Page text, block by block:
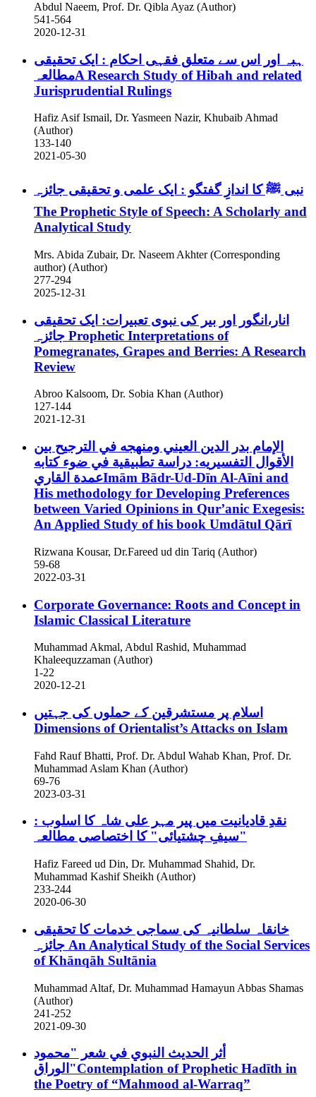
Abdul Naeem, Prof. Dr. Qibla Ayaz (Author)
541-564
2020-12-31
ہبہ اور اس سے متعلق فقہی احکام : ایک تحقیقی
مطالعہA Research Study of Hibah and related
Jurisprudential Rulings
Hafiz Asif Ismail, Dr. Yasmeen Nazir, Khubaib Ahmad
(Author)
133-140
2021-05-30
نبی ﷺ کا اندازِ گفتگو : ایک علمی و تحقیقی جائزہ
The Prophetic Style of Speech: A Scholarly and
Analytical Study
Mrs. Abida Zubair, Dr. Naseem Akhter (Corresponding
author) (Author)
277-294
2025-12-31
انار،انگور اور بیر کی نبوی تعبیرات: ایک تحقیقی
Prophetic Interpretations of
Pomegranates, Grapes and Berries: A Research
Review
Abroo Kalsoom, Dr. Sobia Khan (Author)
127-144
2021-12-31
الإمام بدر الدين العيني ومنهجه في الترجيح بين
الأقوال التفسيريه: دراسة تطبيقية في ضوء كتابه
عمدة القاريImām Bādr-Ud-Dīn Al-Aīni and
His methodology for Developing Preferences
between Varied Opinions in Qur’anic Exegesis:
An Applied Study of his book Umdātul Qārī
Rizwana Kousar, Dr.Fareed ud din Tariq (Author)
59-68
2022-03-31
Corporate Governance: Roots and Concept in
Islamic Classical Literature
Muhammad Akmal, Abdul Rashid, Muhammad
Khaleequzzaman (Author)
1-22
2020-12-21
اسلام پر مستشرقین کے حملوں کی جہتیں
Dimensions of Orientalist’s Attacks on Islam
Fahd Rauf Bhatti, Prof. Dr. Abdul Wahab Khan, Prof. Dr.
Muhammad Aslam Khan (Author)
69-76
2023-03-31
نقدِ قادیانیت میں پیر مہر علی شاہ کا اسلوب :
"سیفِ چشتیائی" کا اختصاصی مطالعہ
Hafiz Fareed ud Din, Dr. Muhammad Shahid, Dr.
Muhammad Kashif Sheikh (Author)
233-244
2020-06-30
خانقاہ سلطانیہ کی سماجی خدمات کا تحقیقی
An Analytical Study of the Social Services
of Khānqāh Sultānia
Muhammad Altaf, Dr. Muhammad Hamayun Abbas Shamas
(Author)
241-252
2021-09-30
أثر الحديث النبوي في شعر "محمود
الوراق"Contemplation of Prophetic Hadīth in
the Poetry of “Mahmood al-Warraq”